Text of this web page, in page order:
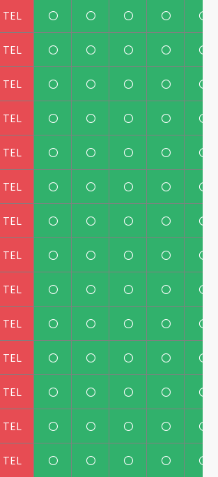
TEL 〇 〇 〇 〇 〇
TEL 〇 〇 〇 〇 〇
TEL 〇 〇 〇 〇 〇
TEL 〇 〇 〇 〇 〇
TEL 〇 〇 〇 〇 〇
TEL 〇 〇 〇 〇 〇
TEL 〇 〇 〇 〇 〇
TEL 〇 〇 〇 〇 〇
TEL 〇 〇 〇 〇 〇
TEL 〇 〇 〇 〇 〇
TEL 〇 〇 〇 〇 〇
TEL 〇 〇 〇 〇 〇
TEL 〇 〇 〇 〇 〇
TEL 〇 〇 〇 〇 〇